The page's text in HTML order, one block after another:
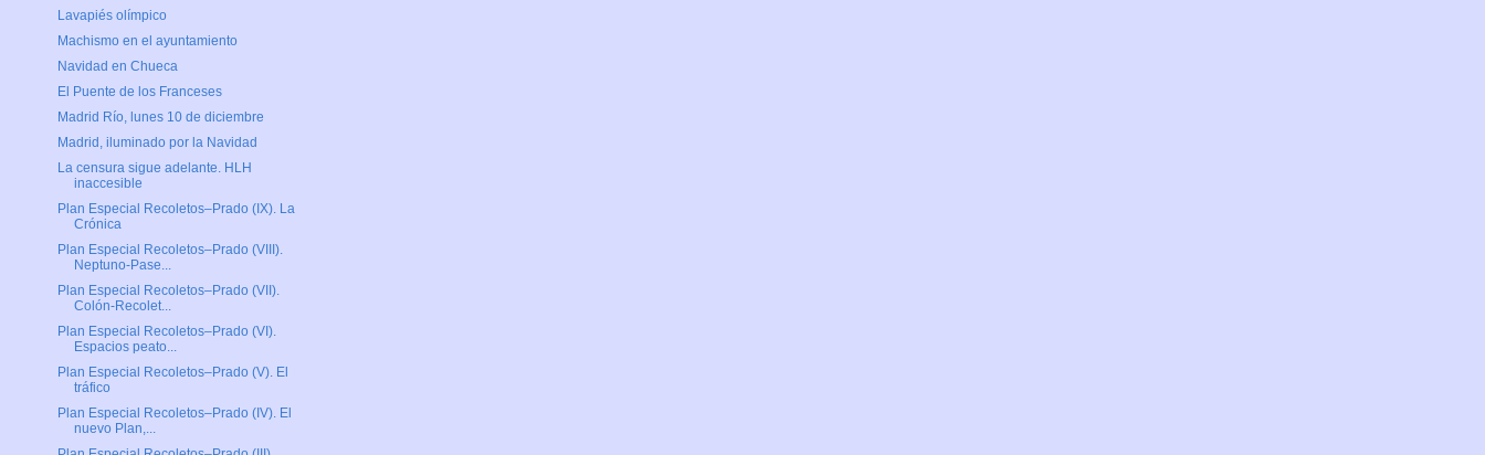
Lavapiés olímpico
Machismo en el ayuntamiento
Navidad en Chueca
El Puente de los Franceses
Madrid Río, lunes 10 de diciembre
Madrid, iluminado por la Navidad
La censura sigue adelante. HLH
inaccesible
Plan Especial Recoletos–Prado (IX). La
Crónica
Plan Especial Recoletos–Prado (VIII).
Neptuno-Pase...
Plan Especial Recoletos–Prado (VII).
Colón-Recolet...
Plan Especial Recoletos–Prado (VI).
Espacios peato...
Plan Especial Recoletos–Prado (V). El
tráfico
Plan Especial Recoletos–Prado (IV). El
nuevo Plan,...